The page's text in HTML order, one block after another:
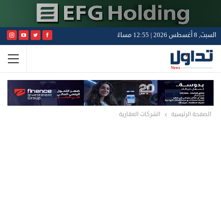
السبت, 8 أغسطس 2026 | 12:55 مساءً
الصفحة الرئيسية الشركات العقارية